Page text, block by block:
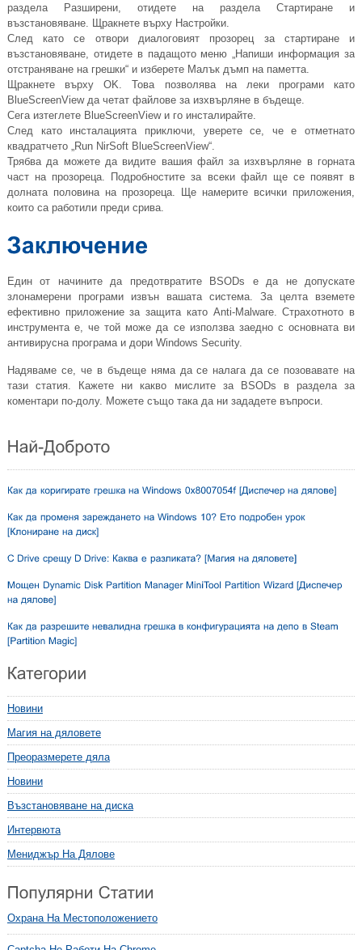
раздела Разширени, отидете на раздела Стартиране и
възстановяване. Щракнете върху Настройки.
След като се отвори диалоговият прозорец за стартиране и
възстановяване, отидете в падащото меню „Напиши информация за
отстраняване на грешки“ и изберете Малък дъмп на паметта.
Щракнете върху OK. Това позволява на леки програми като
BlueScreenView да четат файлове за изхвърляне в бъдеще.
Сега изтеглете BlueScreenView и го инсталирайте.
След като инсталацията приключи, уверете се, че е отметнато
квадратчето „Run NirSoft BlueScreenView“.
Трябва да можете да видите вашия файл за изхвърляне в горната
част на прозореца. Подробностите за всеки файл ще се появят в
долната половина на прозореца. Ще намерите всички приложения,
които са работили преди срива.
Един от начините да предотвратите BSODs е да не допускате
злонамерени програми извън вашата система. За целта вземете
ефективно приложение за защита като Anti-Malware. Страхотното в
инструмента е, че той може да се използва заедно с основната ви
антивирусна програма и дори Windows Security.
Надяваме се, че в бъдеще няма да се налага да се позовавате на
тази статия. Кажете ни какво мислите за BSODs в раздела за
коментари по-долу. Можете също така да ни зададете въпроси.
Новини
Магия на дяловете
Преоразмерете дяла
Новини
Възстановяване на диска
Интервюта
Мениджър На Дялове
Охрана На Местоположението